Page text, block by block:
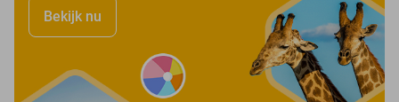
Bekijk nu